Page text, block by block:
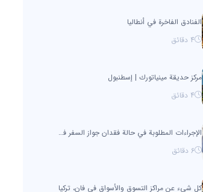
الفنادق الفاخرة في أنطاليا
4 دقائق
مرکز حديقة مینیاتورك | إسطنبول
4 دقائق
الإجراءات المطلوبة في حالة فقدان جواز السفر في الخارج
6 دقائق
كل شيء عن مراكز التسوق والأسواق في فان، تركيا